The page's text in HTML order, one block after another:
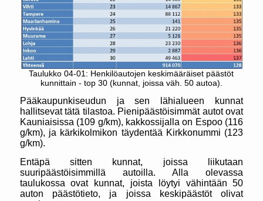
Taulukko 04-01: Henkilöautojen keskimääräiset päästöt
kunnittain - top 30 (kunnat, joissa väh. 50 autoa).
Pääkaupunkiseudun ja sen lähialueen kunnat
hallitsevat tätä tilastoa. Pienipäästöisimmät autot ovat
Kauniaisissa (109 g/km), kakkossijalla on Espoo (116
g/km), ja kärkikolmikon täydentää Kirkkonummi (123
g/km).
Entäpä sitten kunnat, joissa liikutaan
suuripäästöisimmillä autoilla. Alla olevassa
taulukossa ovat kunnat, joista löytyi vähintään 50
auton päästötieto, ja joissa keskipäästöt olivat